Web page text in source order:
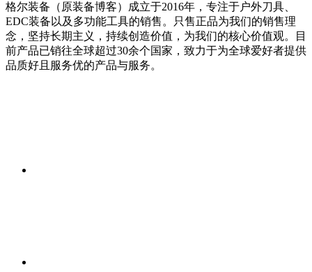
格尔装备（原装备博客）成立于2016年，专注于户外刀具、
EDC装备以及多功能工具的销售。只售正品为我们的销售理
念，坚持长期主义，持续创造价值，为我们的核心价值观。目
前产品已销往全球超过30余个国家，致力于为全球爱好者提供
品质好且服务优的产品与服务。